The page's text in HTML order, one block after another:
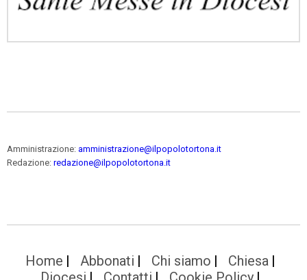
Amministrazione: amministrazione@ilpopolotortona.it
Redazione: redazione@ilpopolotortona.it
Home Abbonati Chi siamo
Chiesa